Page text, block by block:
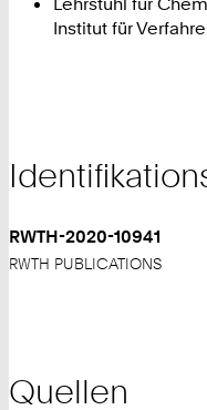
Institut für
RWTH-2020-10941
RWTH PUBLICATIONS
Quellen